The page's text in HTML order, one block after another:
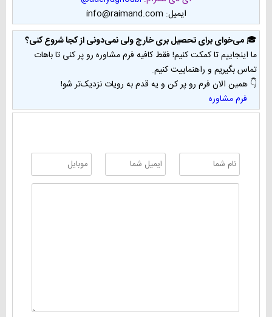
ایمیل: info@raimand.com
🎓می‌خوای برای تحصیل بری خارج ولی نمی‌دونی از کجا شروع کنی؟
ما اینجاییم تا کمکت کنیم! فقط کافیه فرم مشاوره رو پر کنی تا باهات
تماس بگیریم و راهنماییت کنیم.
👇 همین الان فرم رو پر کن و یه قدم به رویات نزدیک‌تر شو!
فرم مشاوره